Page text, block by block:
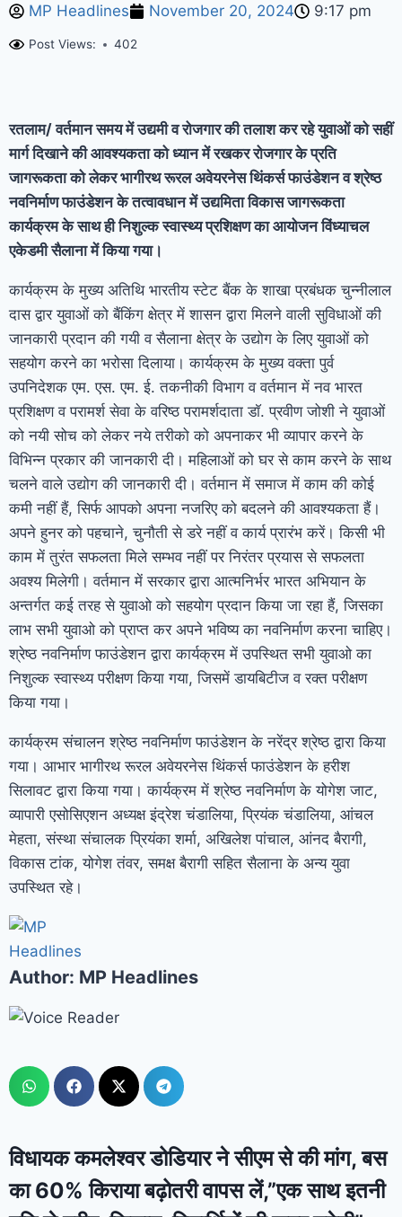
MP Headlines November 20, 2024 9:17 pm
Post Views: 402
रतलाम/ वर्तमान समय में उद्यमी व रोजगार की तलाश कर रहे युवाओं को सहीं
मार्ग दिखाने की आवश्यकता को ध्यान में रखकर रोजगार के प्रति
जागरूकता को लेकर भागीरथ रूरल अवेयरनेस थिंकर्स फाउंडेशन व श्रेष्ठ
नवनिर्माण फाउंडेशन के तत्वावधान में उद्यमिता विकास जागरूकता
कार्यक्रम के साथ ही निशुल्क स्वास्थ्य प्रशिक्षण का आयोजन विंध्याचल
एकेडमी सैलाना में किया गया।
कार्यक्रम के मुख्य अतिथि भारतीय स्टेट बैंक के शाखा प्रबंधक चुन्नीलाल
दास द्वार युवाओं को बैंकिंग क्षेत्र में शासन द्वारा मिलने वाली सुविधाओं की
जानकारी प्रदान की गयी व सैलाना क्षेत्र के उद्योग के लिए युवाओं को
सहयोग करने का भरोसा दिलाया। कार्यक्रम के मुख्य वक्ता पुर्व
उपनिदेशक एम. एस. एम. ई. तकनीकी विभाग व वर्तमान में नव भारत
प्रशिक्षण व परामर्श सेवा के वरिष्ठ परामर्शदाता डाॅ. प्रवीण जोशी ने युवाओं
को नयी सोच को लेकर नये तरीको को अपनाकर भी व्यापार करने के
विभिन्न प्रकार की जानकारी दी। महिलाओं को घर से काम करने के साथ
चलने वाले उद्योग की जानकारी दी। वर्तमान में समाज में काम की कोई
कमी नहीं हैं, सिर्फ आपको अपना नजरिए को बदलने की आवश्यकता हैं।
अपने हुनर को पहचाने, चुनौती से डरे नहीं व कार्य प्रारंभ करें। किसी भी
काम में तुरंत सफलता मिले सम्भव नहीं पर निरंतर प्रयास से सफलता
अवश्य मिलेगी। वर्तमान में सरकार द्वारा आत्मनिर्भर भारत अभियान के
अन्तर्गत कई तरह से युवाओ को सहयोग प्रदान किया जा रहा हैं, जिसका
लाभ सभी युवाओ को प्राप्त कर अपने भविष्य का नवनिर्माण करना चाहिए।
श्रेष्ठ नवनिर्माण फाउंडेशन द्वारा कार्यक्रम में उपस्थित सभी युवाओ का
निशुल्क स्वास्थ्य परीक्षण किया गया, जिसमें डायबिटीज व रक्त परीक्षण
किया गया।
कार्यक्रम संचालन श्रेष्ठ नवनिर्माण फाउंडेशन के नरेंद्र श्रेष्ठ द्वारा किया
गया। आभार भागीरथ रूरल अवेयरनेस थिंकर्स फाउंडेशन के हरीश
सिलावट द्वारा किया गया। कार्यक्रम में श्रेष्ठ नवनिर्माण के योगेश जाट,
व्यापारी एसोसिएशन अध्यक्ष इंद्रेश चंडालिया, प्रियंक चंडालिया, आंचल
मेहता, संस्था संचालक प्रियंका शर्मा, अखिलेश पांचाल, आंनद बैरागी,
विकास टांक, योगेश तंवर, समक्ष बैरागी सहित सैलाना के अन्य युवा
उपस्थित रहे।
Author: MP Headlines
विधायक कमलेश्वर डोडियार ने सीएम से की मांग, बस
का 60% किराया बढ़ोतरी वापस लें,”एक साथ इतनी